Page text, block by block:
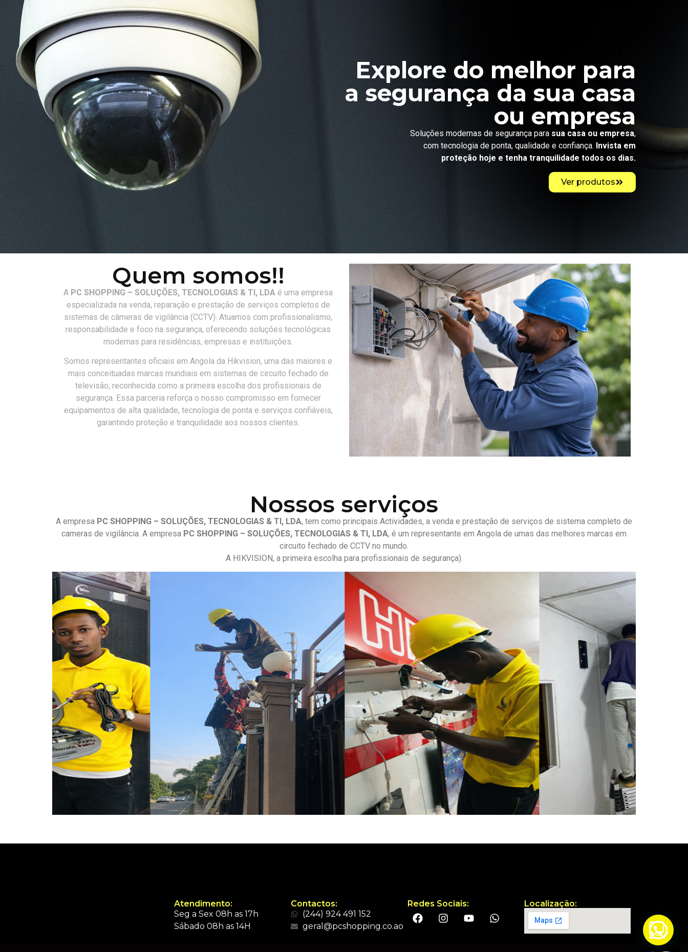
Explore do melhor para
a segurança da sua casa
ou empresa
Soluções modernas de segurança para sua casa ou empresa,
com tecnologia de ponta, qualidade e confiança. Invista em
proteção hoje e tenha tranquilidade todos os dias.
Ver produtos
Quem somos!!
A PC SHOPPING – SOLUÇÕES, TECNOLOGIAS & TI, LDA é uma empresa
especializada na venda, reparação e prestação de serviços completos de
sistemas de câmeras de vigilância (CCTV). Atuamos com profissionalismo,
responsabilidade e foco na segurança, oferecendo soluções tecnológicas
modernas para residências, empresas e instituições.
Somos representantes oficiais em Angola da Hikvision, uma das maiores e
mais conceituadas marcas mundiais em sistemas de circuito fechado de
televisão, reconhecida como a primeira escolha dos profissionais de
segurança. Essa parceria reforça o nosso compromisso em fornecer
equipamentos de alta qualidade, tecnologia de ponta e serviços confiáveis,
garantindo proteção e tranquilidade aos nossos clientes.
Nossos serviços
A empresa PC SHOPPING – SOLUÇÕES, TECNOLOGIAS & TI, LDA, tem como principais Actividades, a venda e prestação de serviços de sistema completo de
cameras de vigilância. A empresa PC SHOPPING – SOLUÇÕES, TECNOLOGIAS & TI, LDA, é um representante em Angola de umas das melhores marcas em
circuito fechado de CCTV no mundo.
A HIKVISION, a primeira escolha para profissionais de segurança).
Atendimento:
Seg a Sex 08h as 17h
Sábado 08h as 14H
Contactos:
(244) 924 491 152
geral@pcshopping.co.ao
Redes Sociais: Localização: